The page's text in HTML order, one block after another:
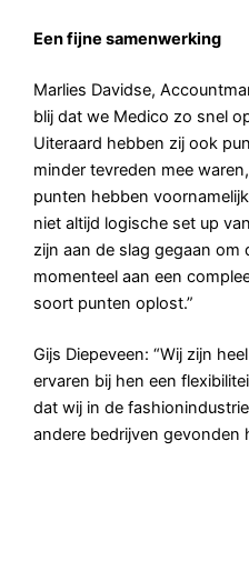
Een fijne samenwerking
Marlies Davidse,
blij dat we Medico zo snel
Uiteraard hebben zij ook
minder tevreden mee
punten hebben
niet altijd logische set up
zijn aan de slag gegaan om
momenteel aan een
soort punten oplost.”
Gijs Diepeveen: “Wij zijn
ervaren bij hen een
dat wij in de
andere bedrijven gevonden